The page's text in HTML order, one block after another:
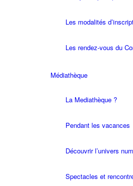
Les modalités
Les rendez-vous du
Médiathèque
La Mediathèque ?
Pendant les vacances
Découvrir l’univers
Spectacles et